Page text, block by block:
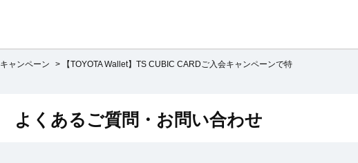
キャンペーン >
【TOYOTA Wallet】TS CUBIC CARDご入会キャンペーンで特
よくあるご質問・お問い合わせ